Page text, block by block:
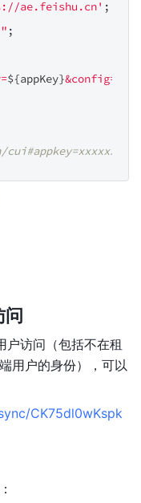
ae.feishu.cn' ;
;
${appKey}&config=
访问（包括不在租
用户的身份），可以
CK75dl0wKspk